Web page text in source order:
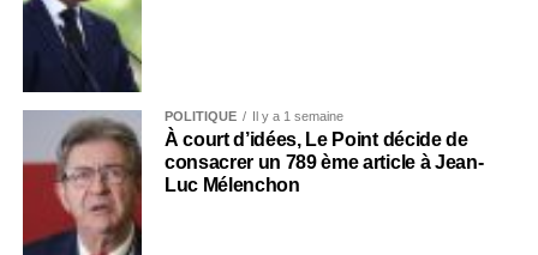
POLITIQUE Il y a 1 semaine
À court d’idées, Le Point décide de
consacrer un 789 ème article à Jean-
Luc Mélenchon